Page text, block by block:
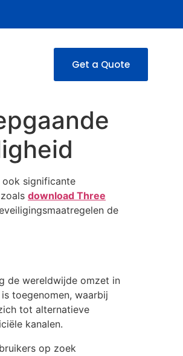
Get a Quote
ook significante
download Three
de
de wereldwijde omzet in
toegenomen, waarbij
tot alternatieve
kanalen.
op zoek